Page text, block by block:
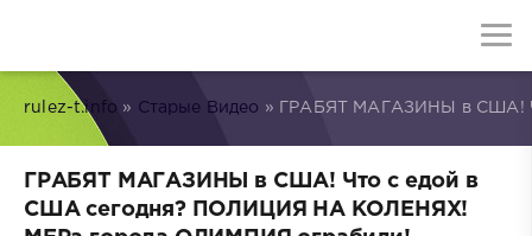
rulez-t.info » Старые Видео » ГРАБЯТ МАГАЗИНЫ в США!
ГРАБЯТ МАГАЗИНЫ в США! Что с едой в
США сегодня? ПОЛИЦИЯ НА КОЛЕНЯХ!